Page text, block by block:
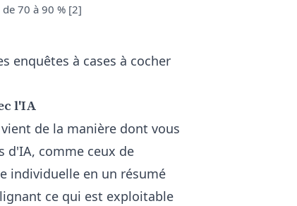
70 à 90 % [2]
enquêtes à cases à cocher
l'IA
de la manière dont vous
d'IA, comme ceux de
individuelle en un résumé
ce qui est exploitable